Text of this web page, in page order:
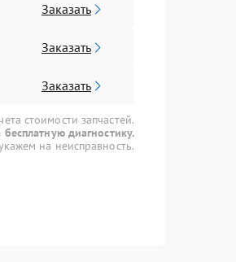
Заказать
Заказать
Заказать
стоимости запчастей.
диагностику.
на неисправность.